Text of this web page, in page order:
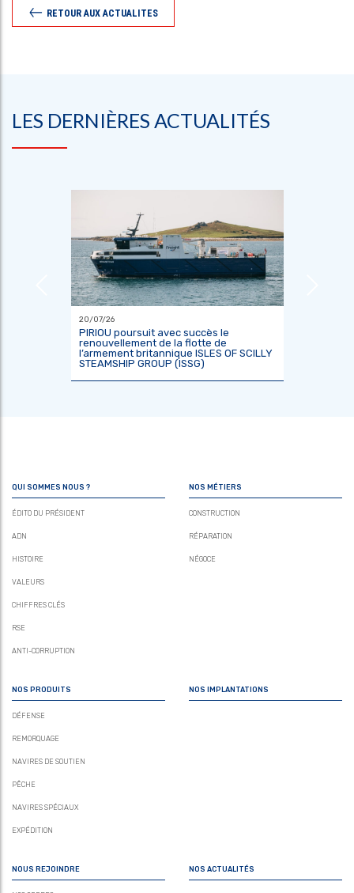
RETOUR AUX ACTUALITES
LES DERNIÈRES ACTUALITÉS
20/07/26
PIRIOU poursuit avec succès le
renouvellement de la flotte de
l’armement britannique ISLES OF SCILLY
STEAMSHIP GROUP (ISSG)
QUI SOMMES NOUS ?
ÉDITO DU PRÉSIDENT
ADN
HISTOIRE
VALEURS
CHIFFRES CLÉS
RSE
ANTI-CORRUPTION
NOS MÉTIERS
CONSTRUCTION
RÉPARATION
NÉGOCE
NOS PRODUITS
DÉFENSE
REMORQUAGE
NAVIRES DE SOUTIEN
PÊCHE
NAVIRES SPÉCIAUX
EXPÉDITION
NOS IMPLANTATIONS
NOUS REJOINDRE NOS ACTUALITÉS